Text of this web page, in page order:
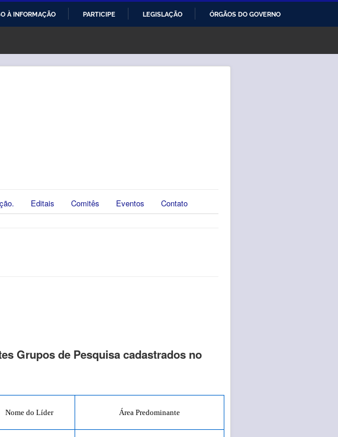
À INFORMAÇÃO PARTICIPE LEGISLAÇÃO ÓRGÃOS DO GOVERNO
Editais Comitês Eventos Contato
Grupos de Pesquisa cadastrados no
Nome do Líder Área Predominante